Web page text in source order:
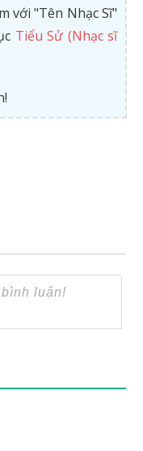
với "Tên Nhạc Sĩ"
Tiểu Sử (Nhạc sĩ